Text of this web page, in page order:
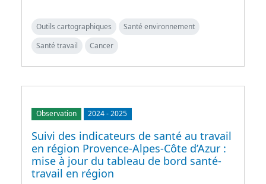
Outils cartographiques
Santé environnement
Santé travail
Cancer
Observation 2024-2025
Suivi des indicateurs de santé au travail
en région Provence-Alpes-Côte d’Azur :
mise à jour du tableau de bord santé-
travail en région